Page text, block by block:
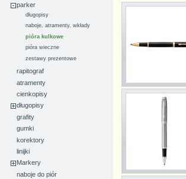
parker
długopisy
naboje, atramenty, wkłady
pióra kulkowe
pióra wieczne
zestawy prezentowe
rapitograf
atramenty
cienkopisy
długopisy
grafity
gumki
korektory
linijki
Markery
naboje do piór